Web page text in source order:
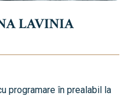
LAVINIA
programare în prealabil la